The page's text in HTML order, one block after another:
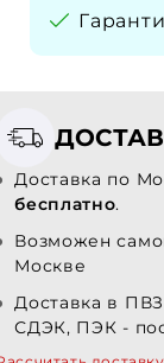
Доставка по
бесплатно.
Возможен
Москве
Доставка в
СДЭК, ПЭК -